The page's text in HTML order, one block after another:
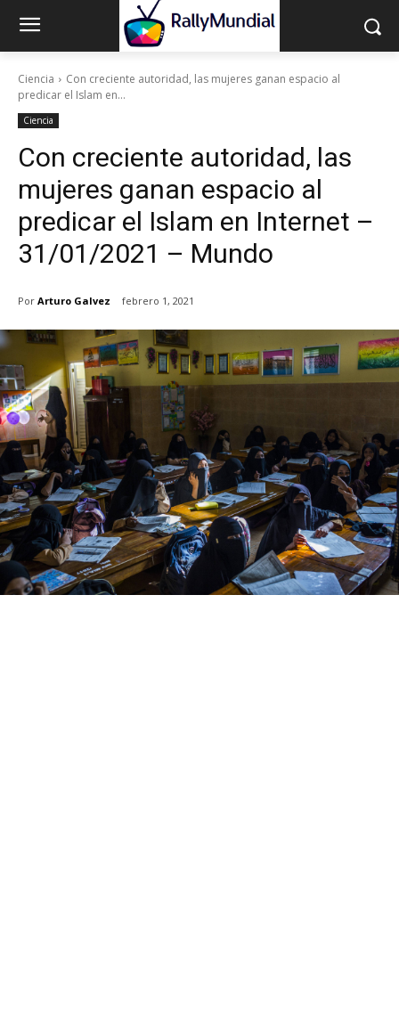
Ciencia
Con creciente autoridad, las mujeres ganan espacio al
predicar el Islam en...
Ciencia
Con creciente autoridad, las
mujeres ganan espacio al
predicar el Islam en Internet –
31/01/2021 – Mundo
Por Arturo Galvez febrero 1, 2021